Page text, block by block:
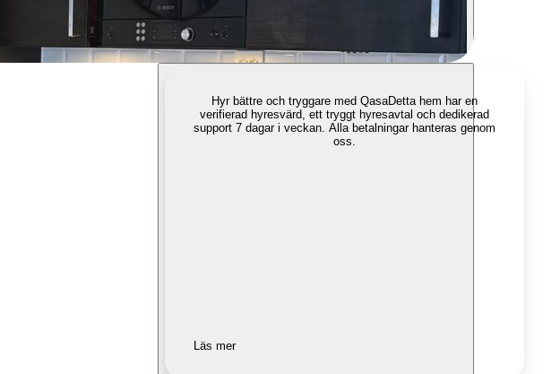
Hyr bättre och tryggare med QasaDetta hem har en
verifierad hyresvärd, ett tryggt hyresavtal och dedikerad
support 7 dagar i veckan. Alla betalningar hanteras genom
oss.
Läs mer